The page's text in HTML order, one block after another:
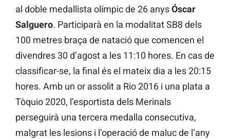
al doble medallista olímpic de 26 anysÓscar
Salguero. Participarà en la modalitat SB8 dels
100 metres braça de natació que comencen el
divendres 30 d’agost a les 11:10 hores. En cas de
classificar-se, la final és el mateix dia a les 20:15
hores. Amb un or assolit a Rio 2016 i una plata a
Tòquio 2020, l’esportista dels Merinals
perseguirà una tercera medalla consecutiva,
malgrat les lesions i l’operació de maluc de l’any